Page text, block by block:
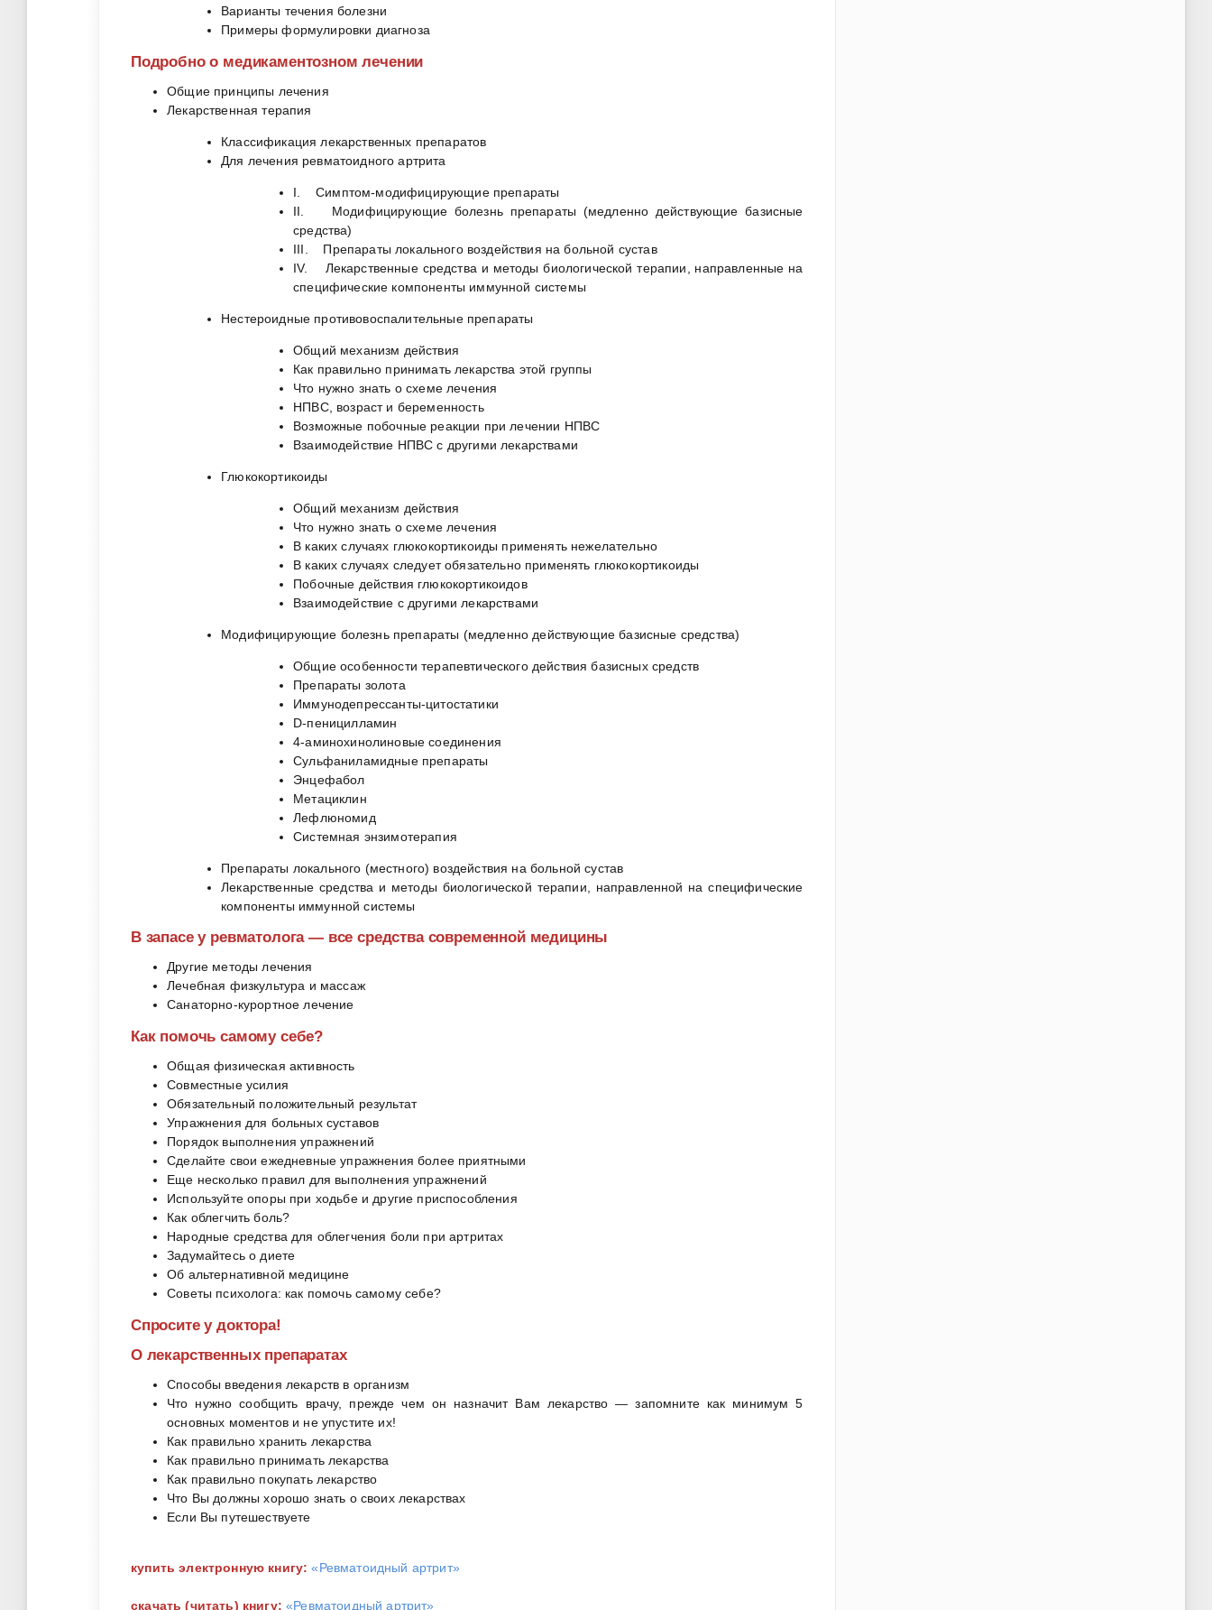
Варианты течения болезни
Примеры формулировки диагноза
Подробно о медикаментозном лечении
Общие принципы лечения
Лекарственная терапия
Классификация лекарственных препаратов
Для лечения ревматоидного артрита
I. Симптом-модифицирующие препараты
II. Модифицирующие болезнь препараты (медленно действующие базисные
средства)
III. Препараты локального воздействия на больной сустав
IV. Лекарственные средства и методы биологической терапии, направленные на
специфические компоненты иммунной системы
Нестероидные противовоспалительные препараты
Общий механизм действия
Как правильно принимать лекарства этой группы
Что нужно знать о схеме лечения
НПВС, возраст и беременность
Возможные побочные реакции при лечении НПВС
Взаимодействие НПВС с другими лекарствами
Глюкокортикоиды
Общий механизм действия
Что нужно знать о схеме лечения
В каких случаях глюкокортикоиды применять нежелательно
В каких случаях следует обязательно применять глюкокортикоиды
Побочные действия глюкокортикоидов
Взаимодействие с другими лекарствами
Модифицирующие болезнь препараты (медленно действующие базисные средства)
Общие особенности терапевтического действия базисных средств
Препараты золота
Иммунодепрессанты-цитостатики
D-пеницилламин
4-аминохинолиновые соединения
Сульфаниламидные препараты
Энцефабол
Метациклин
Лефлюномид
Системная энзимотерапия
Препараты локального (местного) воздействия на больной сустав
Лекарственные средства и методы биологической терапии, направленной на специфические
компоненты иммунной системы
В запасе у ревматолога — все средства современной медицины
Другие методы лечения
Лечебная физкультура и массаж
Санаторно-курортное лечение
Как помочь самому себе?
Общая физическая активность
Совместные усилия
Обязательный положительный результат
Упражнения для больных суставов
Порядок выполнения упражнений
Сделайте свои ежедневные упражнения более приятными
Еще несколько правил для выполнения упражнений
Используйте опоры при ходьбе и другие приспособления
Как облегчить боль?
Народные средства для облегчения боли при артритах
Задумайтесь о диете
Об альтернативной медицине
Советы психолога: как помочь самому себе?
Спросите у доктора!
О лекарственных препаратах
Способы введения лекарств в организм
Что нужно сообщить врачу, прежде чем он назначит Вам лекарство — запомните как минимум 5
основных моментов и не упустите их!
Как правильно хранить лекарства
Как правильно принимать лекарства
Как правильно покупать лекарство
Что Вы должны хорошо знать о своих лекарствах
Если Вы путешествуете
купить электронную книгу: «Ревматоидный артрит»
скачать (читать) книгу: «Ревматоидный артрит»